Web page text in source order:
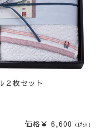
枚セット
価格￥ 6,600 （税込）